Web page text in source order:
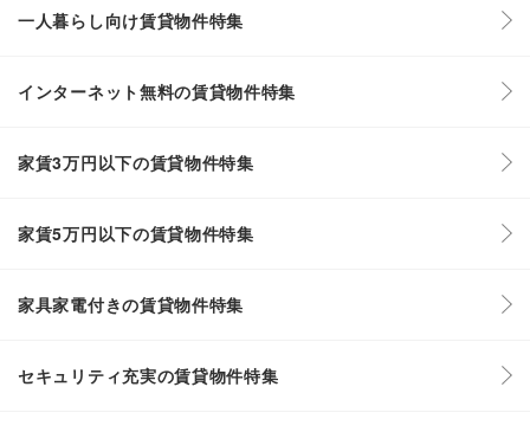
一人暮らし向け賃貸物件特集
インターネット無料の賃貸物件特集
家賃3万円以下の賃貸物件特集
家賃5万円以下の賃貸物件特集
家具家電付きの賃貸物件特集
セキュリティ充実の賃貸物件特集